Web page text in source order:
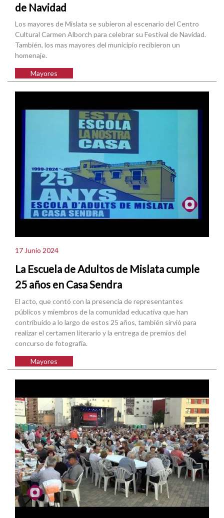
de Navidad
Los mayores de Mislata se subieron al escenario del Centro
Cultural Carmen Alborch para celebrar su Festival de Navidad.
También, los mas mayores del municipio recibieron un
homenaje.
Mayores
17 Junio 2024
La Escuela de Adultos de Mislata cumple
25 años en Casa Sendra
El acto, que contó con la presencia de representantes
públicos y miembros de la comunidad educativa que han
contribuido a lo largo de estos 25 años, también sirvió para
realizar el certamen literario y la entrega de premios del
concurso de fotografía.
Mayores